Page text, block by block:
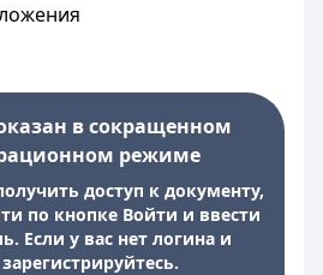
в сокращенном
режиме
доступ к документу,
по кнопке Войти и ввести
Если у вас нет логина и